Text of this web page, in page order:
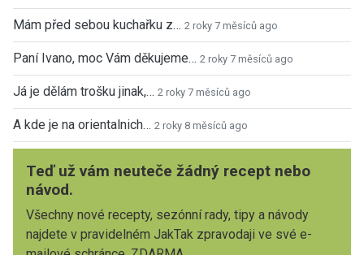
Mám před sebou kuchařku z… 2 roky 7 měsíců ago
Paní Ivano, moc Vám děkujeme… 2 roky 7 měsíců ago
Já je dělám trošku jinak,… 2 roky 7 měsíců ago
A kde je na orientalnich… 2 roky 8 měsíců ago
Teď už vám neuteče žádný recept nebo
návod.
Všechny nové recepty, sezónní rady, tipy a návody
najdete v pravidelném JakTak zpravodaji ve své e-